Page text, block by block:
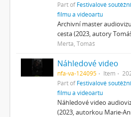
Part ofFestivalové
filmu a videoartu
Archivní master
cesta (2023, autory
Merta, Tomáš
Náhledové video
nfa-va-124095 Item
Part ofFestivalové
filmu a videoartu
Náhledové video
(2023, autorkou Marie-